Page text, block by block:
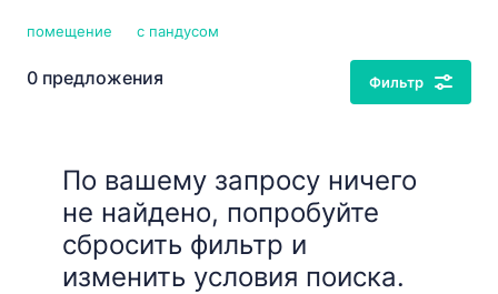
помещение с пандусом
0 предложения Фильтр
По вашему запросу ничего
не найдено, попробуйте
сбросить фильтр и
изменить условия поиска.